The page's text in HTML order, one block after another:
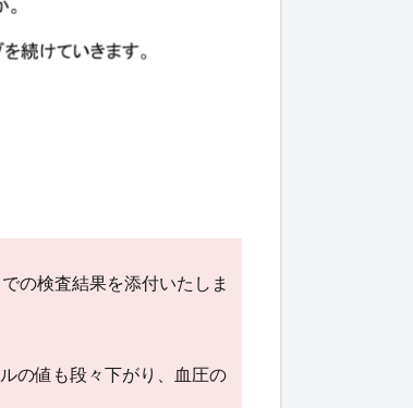
の検査結果を添付いたしま
の値も段々下がり、血圧の